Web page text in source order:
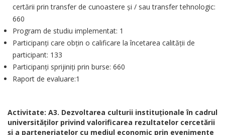
certării prin transfer de cunoastere și / sau transfer tehnologic:
660
Program de studiu implementat: 1
Participanți care obțin o calificare la încetarea calității de
participant: 133
Participanți sprijiniți prin burse: 660
Raport de evaluare:1
Activitate: A3. Dezvoltarea culturii instituționale în cadrul
universităților privind valorificarea rezultatelor cercetării
și a parteneriatelor cu mediul economic prin evenimente